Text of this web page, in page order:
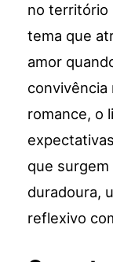
no território
tema que
amor
convivência
romance, o
que surgem
duradoura,
reflexivo